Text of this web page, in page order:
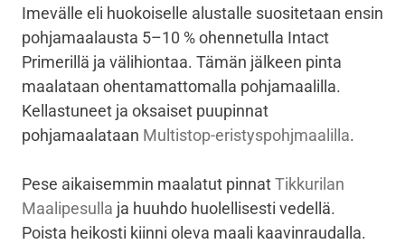
Imevälle eli huokoiselle alustalle suositetaan ensin
pohjamaalausta 5–10 % ohennetulla Intact
Primerillä ja välihiontaa. Tämän jälkeen pinta
maalataan ohentamattomalla pohjamaalilla.
Kellastuneet ja oksaiset puupinnat
pohjamaalataan Multistop-eristyspohjmaalilla.
Pese aikaisemmin maalatut pinnatTikkurilan
Maalipesulla ja huuhdo huolellisesti vedellä.
Poista heikosti kiinni oleva maali kaavinraudalla.